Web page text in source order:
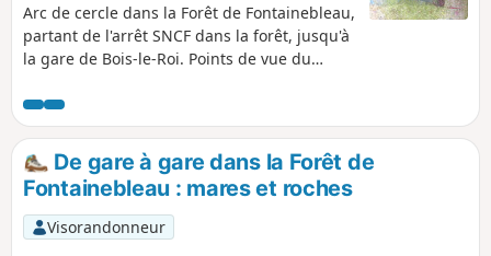
Arc de cercle dans la Forêt de Fontainebleau,
partant de l'arrêt SNCF dans la forêt, jusqu'à
la gare de Bois-le-Roi. Points de vue du
de la Mare aux Sangliers suspendue sur un
plateau, des Rochers d'Apremont, du Camp
de Chailly. Beaux arbres, beaux paysages,
rochers intéressants, abris/bivouacs sous
roche, tunnels naturels, et une belle journée
dans la verdure.
De gare à gare dans la Forêt de
Fontainebleau : mares et roches
Visorandonneur